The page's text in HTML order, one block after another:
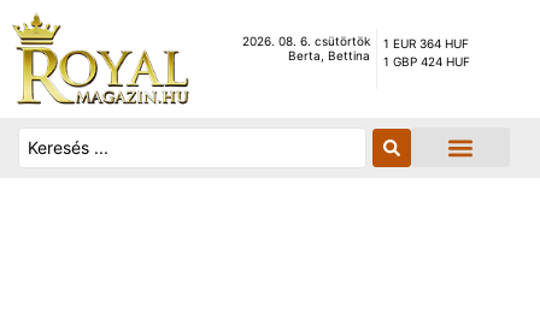
2026. 08. 6. csütörtök
Berta, Bettina
1 EUR 364 HUF
1 GBP 424 HUF